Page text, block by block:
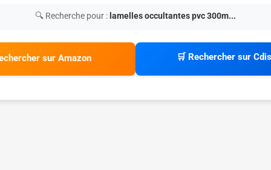
🔍 Recherche pour : lamelles occultantes pvc 300m...
sur Amazon 🛒 Rechercher sur